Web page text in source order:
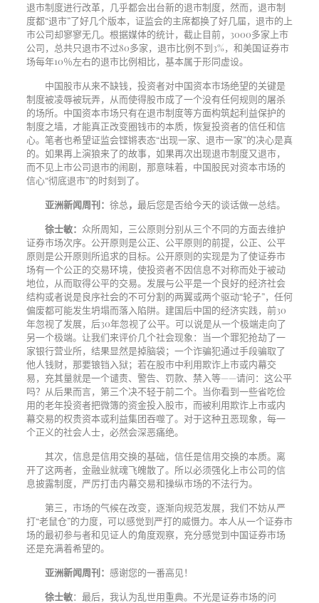
退市制度进行改革，几乎都会出台新的退市制度，然而，退市制
度都“退市”了好几个版本，证监会的主席都换了好几届，退市的上
市公司却寥寥无几。根据媒体的统计，截止目前， 3000多家上市
公司，总共只退市不过80多家，退市比例不到3%，和美国证券市
场每年10％左右的退市比例相比，基本属于形同虚设。
中国股市从来不缺钱，投资者对中国资本市场绝望的关键是
制度被凌辱被玩弄，从而使得股市成了一个没有任何规则的屠杀
的场所。中国资本市场只有在退市制度等方面构筑起利益保护的
制度之墙，才能真正改变圈钱市的本质，恢复投资者的信任和信
心。笔者也希望证监会铿锵表态“出现一家、退市一家”的决心是真
的。如果再上演狼来了的故事，如果再次出现退市制度又退市，
而不见上市公司退市的闹剧，那意味着，中国股民对资本市场的
信心“彻底退市”的时刻到了。
亚洲新闻周刊： 徐总， 最后您是否给今天的谈话做一总结。
徐士敏： 众所周知，三公原则分别从三个不同的方面去维护
证券市场次序。公开原则是公正、公平原则的前提，公正、公平
原则是公开原则所追求的目标。公开原则的实现是为了使证券市
场有一个公正的交易环境，使投资者不因信息不对称而处于被动
地位，从而取得公平的交易。发展与公平是一个良好的经济社会
结构或者说是良序社会的不可分割的两翼或两个驱动“轮子”，任何
偏废都可能发生坍塌而落入陷阱。建国后中国的经济实践，前30
年忽视了发展，后30年忽视了公平。可以说是从一个极端走向了
另一个极端。让我们来评价几个社会现象：当一个罪犯抢劫了一
家银行营业所，结果显然是掉脑袋；一个诈骗犯通过手段骗取了
他人钱财，那要锒铛入狱；若在股市中利用欺诈上市或内幕交
易，充其量就是一个谴责、警告、罚款、禁入等——请问：这公平
吗？从后果而言，第三个决不轻于前二个。当你看到一些省吃俭
用的老年投资者把微簿的资金投入股市，而被利用欺诈上市或内
幕交易的权贵资本或利益集团吞噬了。对于这种丑恶现象，每一
个正义的社会人士，必然会深恶痛绝。
其次，信息是信用交换的基础，信任是信用交换的本质。离
开了这两者，金融业就魂飞魄散了。所以必须强化上市公司的信
息披露制度，严厉打击内幕交易和操纵市场的不法行为。
第三，市场的气候在改变，逐渐向规范发展，我们不妨从严
打“老鼠仓”的力度，可以感觉到严打的威慑力。本人从一个证券市
场的最初参与者和见证人的角度观察，充分感觉到中国证券市场
还是充满着希望的。
亚洲新闻周刊： 感谢您的一番高见！
徐士敏：最后，我认为乱世用重典。不光是证券市场的问